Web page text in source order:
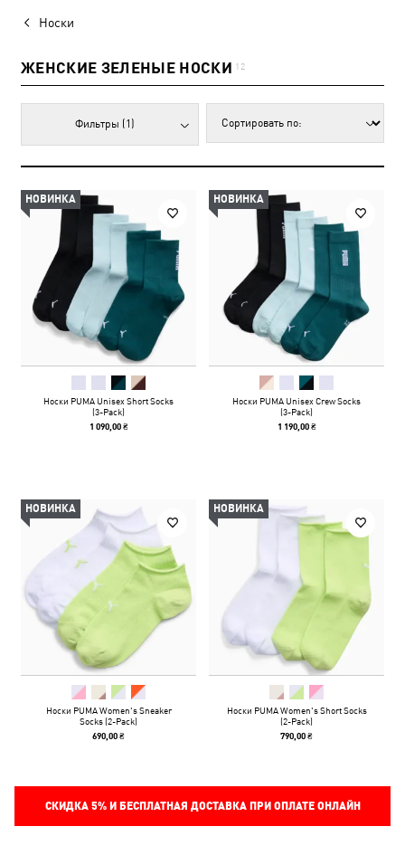
Носки
ЖЕНСКИЕ ЗЕЛЕНЫЕ НОСКИ 12
Фильтры (1)
НОВИНКА
Носки PUMA Unisex Short Socks
(3-Pack)
1 090,00 ₴
НОВИНКА
Носки PUMA Unisex Crew Socks
(3-Pack)
1 190,00 ₴
НОВИНКА
Носки PUMA Women's Sneaker
Socks (2-Pack)
690,00 ₴
НОВИНКА
Носки PUMA Women's Short Socks
(2-Pack)
790,00 ₴
СКИДКА 5%И БЕСПЛАТНАЯ ДОСТАВКА ПРИ ОПЛАТЕ ОНЛАЙН